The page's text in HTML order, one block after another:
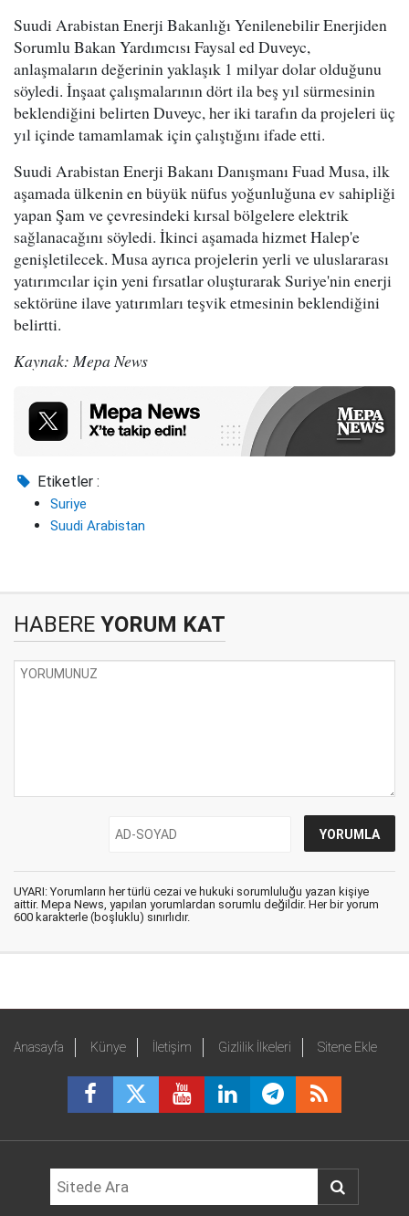
Suudi Arabistan Enerji Bakanlığı Yenilenebilir Enerjiden
Sorumlu Bakan Yardımcısı Faysal ed Duveyc,
anlaşmaların değerinin yaklaşık 1 milyar dolar olduğunu
söyledi. İnşaat çalışmalarının dört ila beş yıl sürmesinin
beklendiğini belirten Duveyc, her iki tarafın da projeleri üç
yıl içinde tamamlamak için çalıştığını ifade etti.
Suudi Arabistan Enerji Bakanı Danışmanı Fuad Musa, ilk
aşamada ülkenin en büyük nüfus yoğunluğuna ev sahipliği
yapan Şam ve çevresindeki kırsal bölgelere elektrik
sağlanacağını söyledi. İkinci aşamada hizmet Halep'e
genişletilecek. Musa ayrıca projelerin yerli ve uluslararası
yatırımcılar için yeni fırsatlar oluşturarak Suriye'nin enerji
sektörüne ilave yatırımları teşvik etmesinin beklendiğini
belirtti.
Kaynak: Mepa News
Etiketler :
Suriye
Suudi Arabistan
HABERE YORUM KAT
UYARI: Yorumların her türlü cezai ve hukuki sorumluluğu yazan kişiye
aittir. Mepa News, yapılan yorumlardan sorumlu değildir. Her bir yorum
600 karakterle (boşluklu) sınırlıdır.
Anasayfa Künye İletişim Gizlilik İlkeleri Sitene Ekle